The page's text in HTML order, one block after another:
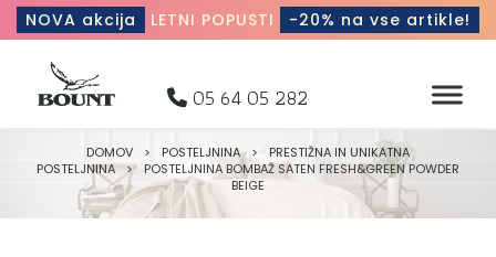
NOVA akcija LETNI POPUSTI -20% na vse artikle!
05 64 05 282
DOMOV > POSTELJNINA >
PRESTIŽNA IN UNIKATNA
POSTELJNINA
>
POSTELJNINA BOMBAŽ SATEN FRESH&GREEN POWDER
BEIGE